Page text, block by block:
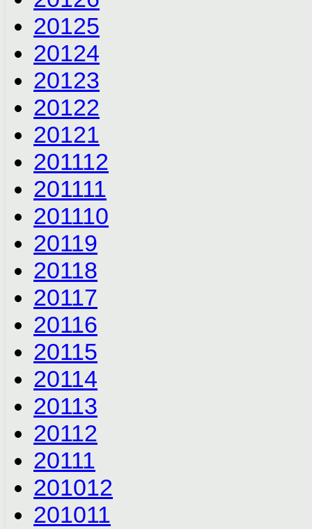
20125
20124
20123
20122
20121
201112
201111
201110
20119
20118
20117
20116
20115
20114
20113
20112
20111
201012
201011